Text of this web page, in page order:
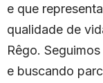
e que
qualidade de
Rêgo.
e buscando